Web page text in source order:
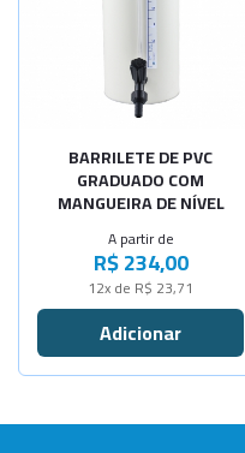
BARRILETE DE PVC
GRADUADO COM
MANGUEIRA DE NÍVEL
A partir de
R$ 234,00
12x de R$ 23,71
-
-
Cap. 50Lit -
Cap.100Lit -
Cap.200Lit
Sob Consulta
Cap.15Litr
Sob Consulta